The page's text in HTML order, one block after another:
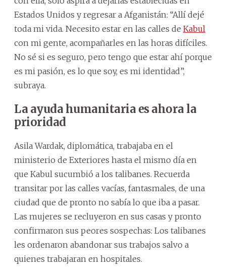
Estados Unidos y regresar a Afganistán: “Allí dejé
toda mi vida. Necesito estar en las calles de Kabul
con mi gente, acompañarles en las horas difíciles.
No sé si es seguro, pero tengo que estar ahí porque
es mi pasión, es lo que soy, es mi identidad”,
subraya.
La ayuda humanitaria es ahora la
prioridad
Asila Wardak, diplomática, trabajaba en el
ministerio de Exteriores hasta el mismo día en
que Kabul sucumbió a los talibanes. Recuerda
transitar por las calles vacías, fantasmales, de una
ciudad que de pronto no sabía lo que iba a pasar.
Las mujeres se recluyeron en sus casas y pronto
confirmaron sus peores sospechas: Los talibanes
les ordenaron abandonar sus trabajos salvo a
quienes trabajaran en hospitales.